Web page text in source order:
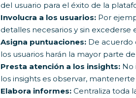
del usuario para el éxito de la
Involucra a los usuarios: Por
detalles necesarios y sin excederse
Asigna puntuaciones: De acuerdo
los usuarios harán la mayor parte
Presta atención a los insights: No
los insights es observar,
Elabora informes: Centraliza toda